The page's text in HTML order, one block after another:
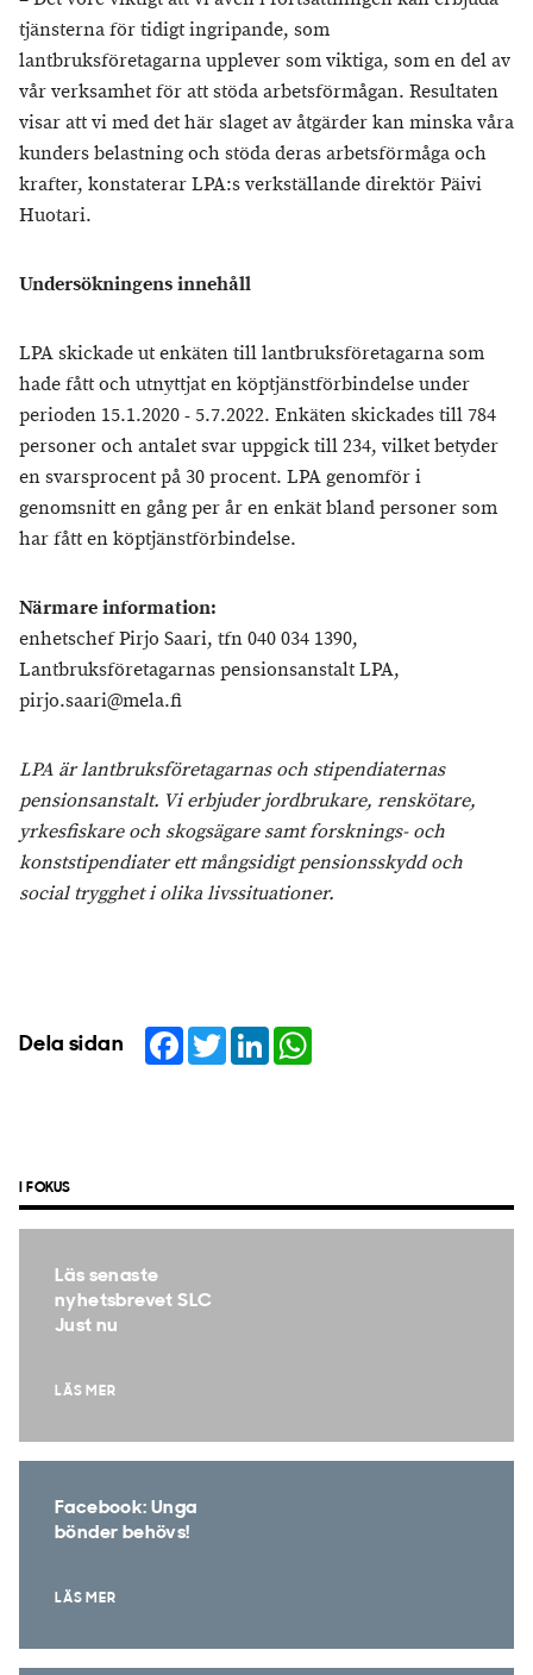
tjänsterna för tidigt ingripande, som
lantbruksföretagarna upplever som viktiga, som en del av
vår verksamhet för att stöda arbetsförmågan. Resultaten
visar att vi med det här slaget av åtgärder kan minska våra
kunders belastning och stöda deras arbetsförmåga och
krafter, konstaterar LPA:s verkställande direktör Päivi
Huotari.
Undersökningens innehåll
LPA skickade ut enkäten till lantbruksföretagarna som
hade fått och utnyttjat en köptjänstförbindelse under
perioden 15.1.2020 - 5.7.2022. Enkäten skickades till 784
personer och antalet svar uppgick till 234, vilket betyder
en svarsprocent på 30 procent. LPA genomför i
genomsnitt en gång per år en enkät bland personer som
har fått en köptjänstförbindelse.
Närmare information:
enhetschef Pirjo Saari, tfn 040 034 1390,
Lantbruksföretagarnas pensionsanstalt LPA,
pirjo.saari@mela.fi
LPA är lantbruksföretagarnas och stipendiaternas
pensionsanstalt. Vi erbjuder jordbrukare, renskötare,
yrkesfiskare och skogsägare samt forsknings- och
konststipendiater ett mångsidigt pensionsskydd och
social trygghet i olika livssituationer.
Dela sidan Facebook
TwitterLinkedIn
I FOKUS
Läs senaste
nyhetsbrevet SLC
Just nu
LÄS MER
Facebook: Unga
bönder behövs!
LÄS MER